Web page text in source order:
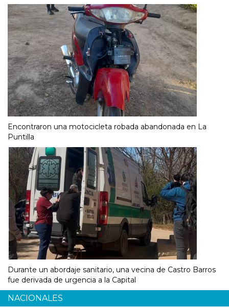
Encontraron una motocicleta robada abandonada en La
Puntilla
Durante un abordaje sanitario, una vecina de Castro Barros
fue derivada de urgencia a la Capital
NACIONALES